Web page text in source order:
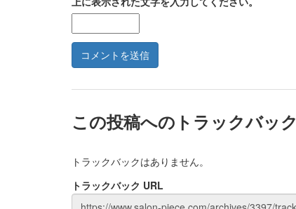
この投稿へのトラックバック
トラックバックはありません。
トラックバック URL